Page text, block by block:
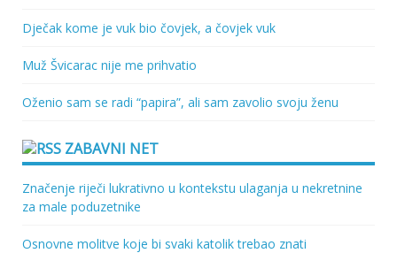
Dječak kome je vuk bio čovjek, a čovjek vuk
Muž Švicarac nije me prihvatio
Oženio sam se radi “papira”, ali sam zavolio svoju ženu
ZABAVNI NET
Značenje riječi lukrativno u kontekstu ulaganja u nekretnine
za male poduzetnike
Osnovne molitve koje bi svaki katolik trebao znati